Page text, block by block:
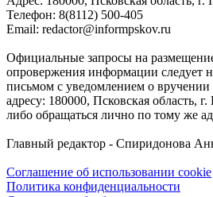
Телефон: 8(8112) 500-405
Email: redactor@informpskov.ru
Официальные запросы на
опровержения информации следует
письмом с уведомлением о вручении
адресу: 180000, Псковская область,
либо обращаться лично по тому же
Главный редактор - Спиридонова
Соглашение об использовании cookie
Политика конфиденциальности